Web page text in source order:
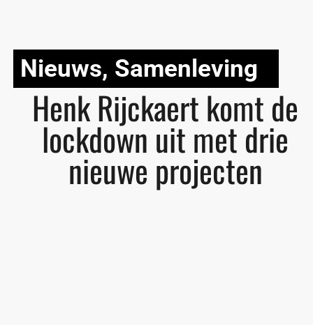
Nieuws, Samenleving
Henk Rijckaert komt de
lockdown uit met drie
nieuwe projecten